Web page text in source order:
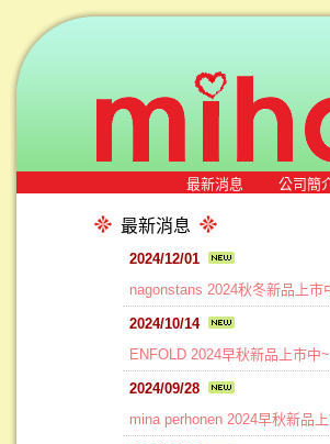
最新消息 公司簡
最新消息
2024/12/01
nagonstans 2024秋冬新品上市
2024/10/14
ENFOLD 2024早秋新品上市中~
2024/09/28
mina perhonen 2024早秋新品